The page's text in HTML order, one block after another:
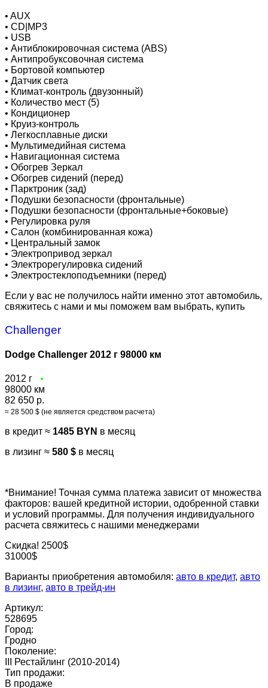
• AUX
• CD|MP3
• USB
• Антиблокировочная система (ABS)
• Антипробуксовочная система
• Бортовой компьютер
• Датчик света
• Климат-контроль (двузонный)
• Количество мест (5)
• Кондиционер
• Круиз-контроль
• Легкосплавные диски
• Мультимедийная система
• Навигационная система
• Обогрев Зеркал
• Обогрев сидений (перед)
• Парктроник (зад)
• Подушки безопасности (фронтальные)
• Подушки безопасности (фронтальные+боковые)
• Регулировка руля
• Салон (комбинированная кожа)
• Центральный замок
• Электропривод зеркал
• Электрорегулировка сидений
• Электростеклоподъемники (перед)
Если у вас не получилось найти именно этот автомобиль,
свяжитесь с нами и мы поможем вам выбрать, купить
Challenger
Dodge Challenger 2012 г 98000 км
2012 г
98000 км
82 650 р.
≈ 28 500 $ (не является средством расчета)
в кредит ≈ 1485 BYN в месяц
в лизинг ≈ 580 $ в месяц
*Внимание! Точная сумма платежа зависит от множества
факторов: вашей кредитной истории, одобренной ставки
и условий программы. Для получения индивидуального
расчета свяжитесь с нашими менеджерами
Скидка! 2500$
31000$
Варианты приобретения автомобиля: авто в кредит, авто
в лизинг, авто в трейд-ин
Артикул:
528695
Город:
Гродно
Поколение:
III Рестайлинг (2010-2014)
Тип продажи:
В продаже